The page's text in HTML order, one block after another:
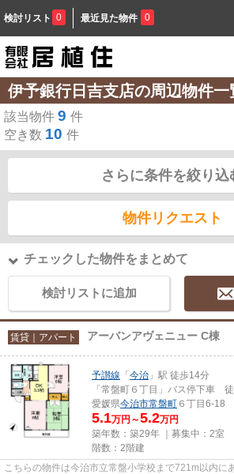
検討リスト 0 最近見た物件 0
伊予銀行日吉支店の周辺物件一
該当物件 9 件
空き数 10 件
さらに条件を絞り込
物件リクエスト
チェックした物件をまとめて
検討リストに追加
賃貸｜アパート アーバンアヴェニュー C棟
予讃線 「 今治 」駅 徒歩14分
「常盤町６丁目」バス停下車
愛媛県今治市常盤町 ６丁目6-18
5.1万円～5.2万円
築年数：築29年 ｜募集中： 2室
階数：2階建
こちらの物件は今治市立常盤小学校まで721m以内に